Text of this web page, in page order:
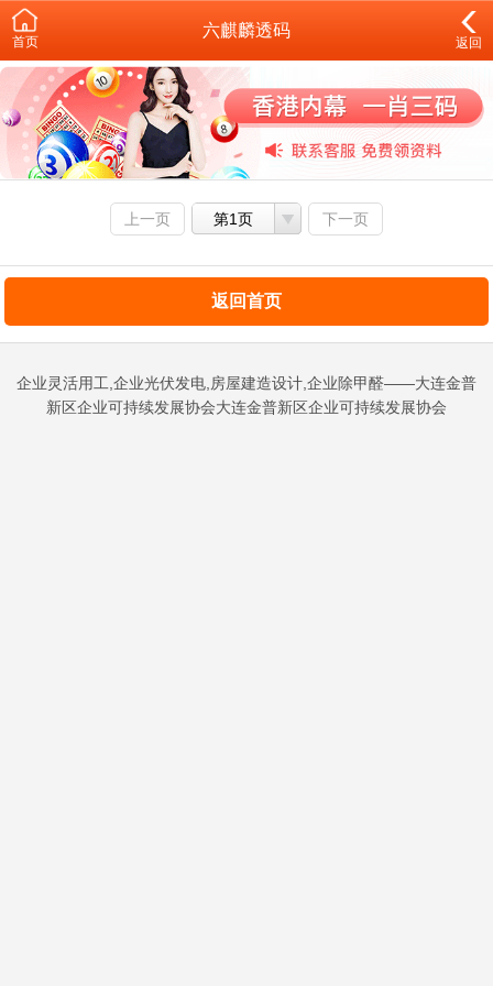
首页
六麒麟透码
返回
上一页 第1页 下一页
返回首页
企业灵活用工,企业光伏发电,房屋建造设计,企业除甲醛——大连金普
新区企业可持续发展协会大连金普新区企业可持续发展协会